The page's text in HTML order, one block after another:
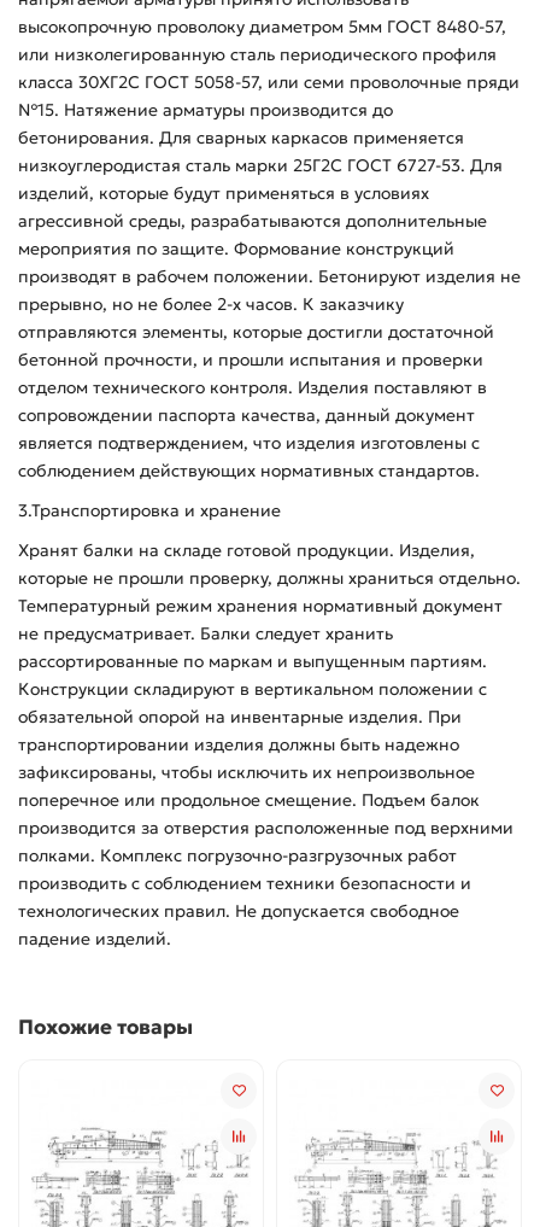
высокопрочную проволоку диаметром 5мм ГОСТ 8480-57,
или низколегированную сталь периодического профиля
класса 30ХГ2С ГОСТ 5058-57, или семи проволочные пряди
№15. Натяжение арматуры производится до
бетонирования. Для сварных каркасов применяется
низкоуглеродистая сталь марки 25Г2С ГОСТ 6727-53. Для
изделий, которые будут применяться в условиях
агрессивной среды, разрабатываются дополнительные
мероприятия по защите. Формование конструкций
производят в рабочем положении. Бетонируют изделия не
прерывно, но не более 2-х часов. К заказчику
отправляются элементы, которые достигли достаточной
бетонной прочности, и прошли испытания и проверки
отделом технического контроля. Изделия поставляют в
сопровождении паспорта качества, данный документ
является подтверждением, что изделия изготовлены с
соблюдением действующих нормативных стандартов.
3.Транспортировка и хранение
Хранят балки на складе готовой продукции. Изделия,
которые не прошли проверку, должны храниться отдельно.
Температурный режим хранения нормативный документ
не предусматривает. Балки следует хранить
рассортированные по маркам и выпущенным партиям.
Конструкции складируют в вертикальном положении с
обязательной опорой на инвентарные изделия. При
транспортировании изделия должны быть надежно
зафиксированы, чтобы исключить их непроизвольное
поперечное или продольное смещение. Подъем балок
производится за отверстия расположенные под верхними
полками. Комплекс погрузочно-разгрузочных работ
производить с соблюдением техники безопасности и
технологических правил. Не допускается свободное
падение изделий.
Похожие товары